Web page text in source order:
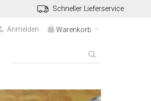
Schneller Lieferservice
Warenkorb
Anmelden